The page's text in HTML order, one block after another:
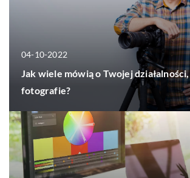
04-10-2022
Jak wiele mówią o Twojej
fotografie?